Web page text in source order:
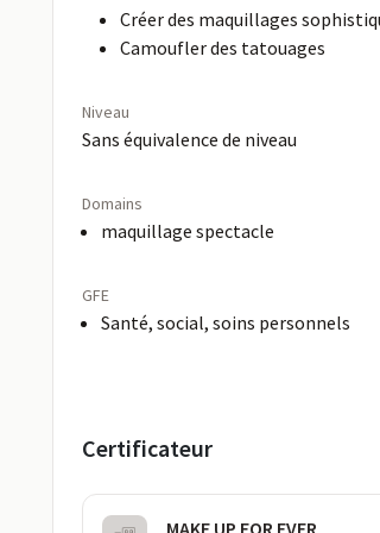
Créer des maquillages
Camoufler des tatouages
Niveau
Sans équivalence de niveau
Domains
maquillage spectacle
GFE
Santé, social, soins personnels
Certificateur
MAKE UP FOR EVER